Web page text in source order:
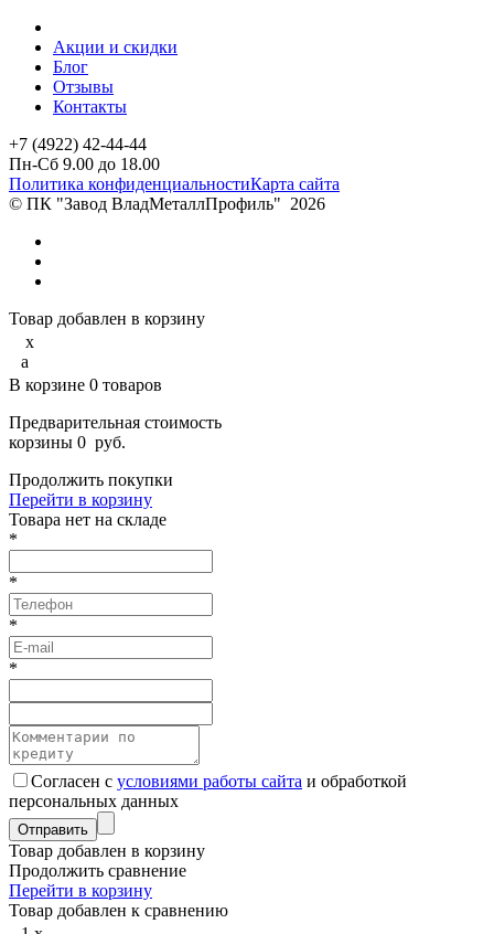
Акции и скидки
Блог
Отзывы
Контакты
+7 (4922) 42-44-44
Пн-Сб 9.00 до 18.00
Политика конфиденциальностиКарта сайта
© ПК "Завод ВладМеталлПрофиль" 2026
Товар добавлен в корзину
x
a
В корзине 0 товаров
Предварительная стоимость
корзины 0 руб.
Продолжить покупки
Перейти в корзину
Товарa нет на складе
*
*
*
*
Согласен с условиями работы сайта и обработкой
персональных данных
Товар добавлен в корзину
Продолжить сравнение
Перейти в корзину
Товар добавлен к сравнению